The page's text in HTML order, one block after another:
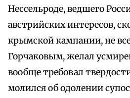
Нессельроде, ведшего
австрийских интересов,
крымской кампании, не
Горчаковым, желал
вообще требовал
молился об одолении